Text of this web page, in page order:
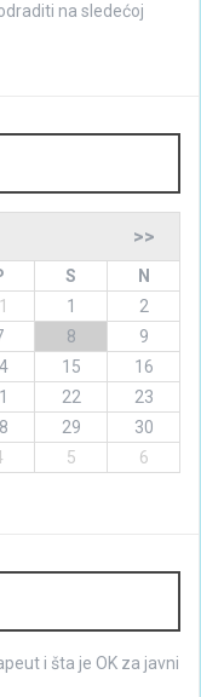
na sledećoj
>>
S
N
1
2
8
9
15
16
22
23
29
30
5 6
i šta je OK za javni